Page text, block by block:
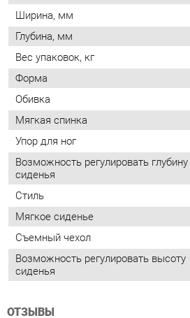
Обивка
Мягкая спинка
Упор для ног
Возможность регулировать глубину
сиденья
Стиль
Мягкое сиденье
Съемный чехол
Возможность регулировать высоту
сиденья
ОТЗЫВЫ
Пока нет отзывов, поделитесь
ДОБАВИТЬ ОТЗЫВ